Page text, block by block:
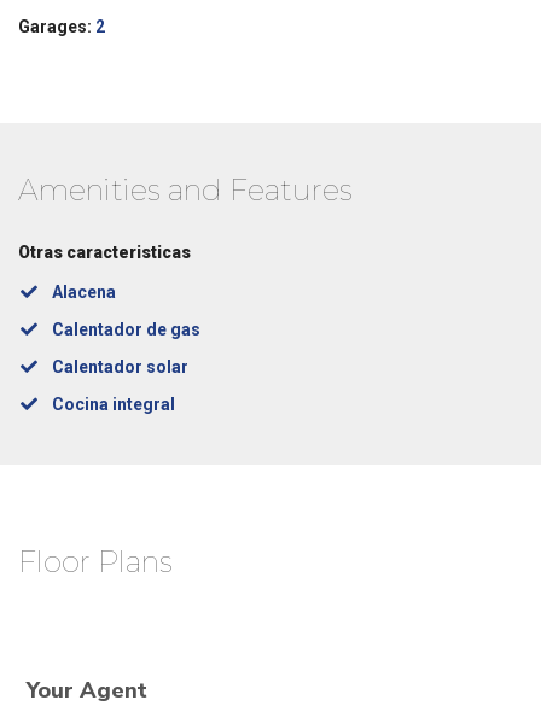
Garages: 2
Amenities and Features
Otras caracteristicas
Alacena
Calentador de gas
Calentador solar
Cocina integral
Floor Plans
Your Agent